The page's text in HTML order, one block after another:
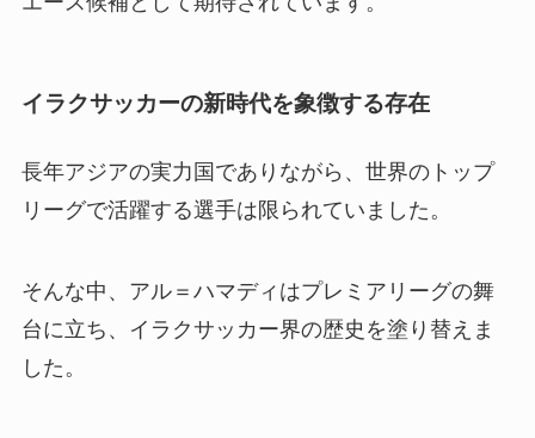
イラクサッカーの新時代を象徴する存在
長年アジアの実力国でありながら、世界のトップ
リーグで活躍する選手は限られていました。
そんな中、アル＝ハマディはプレミアリーグの舞
台に立ち、イラクサッカー界の歴史を塗り替えま
した。